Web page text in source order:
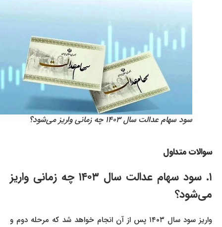
سود سهام عدالت سال ۱۴۰۳ چه زمانی واریز می‌شود؟
سوالات متداول
۱. سود سهام عدالت سال ۱۴۰۳ چه زمانی واریز
می‌شود؟
واریز سود سال ۱۴۰۳ پس از آن انجام خواهد شد که مرحله دوم و